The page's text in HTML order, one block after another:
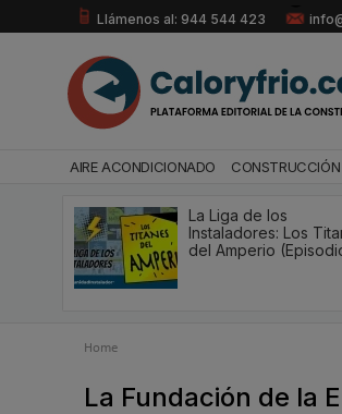
Llámenos al: 944 544 423
AIRE ACONDICIONADO CONSTRUCCIÓN
La Liga de los
Instaladores: Los
del Amperio
Home
La Fundación de la